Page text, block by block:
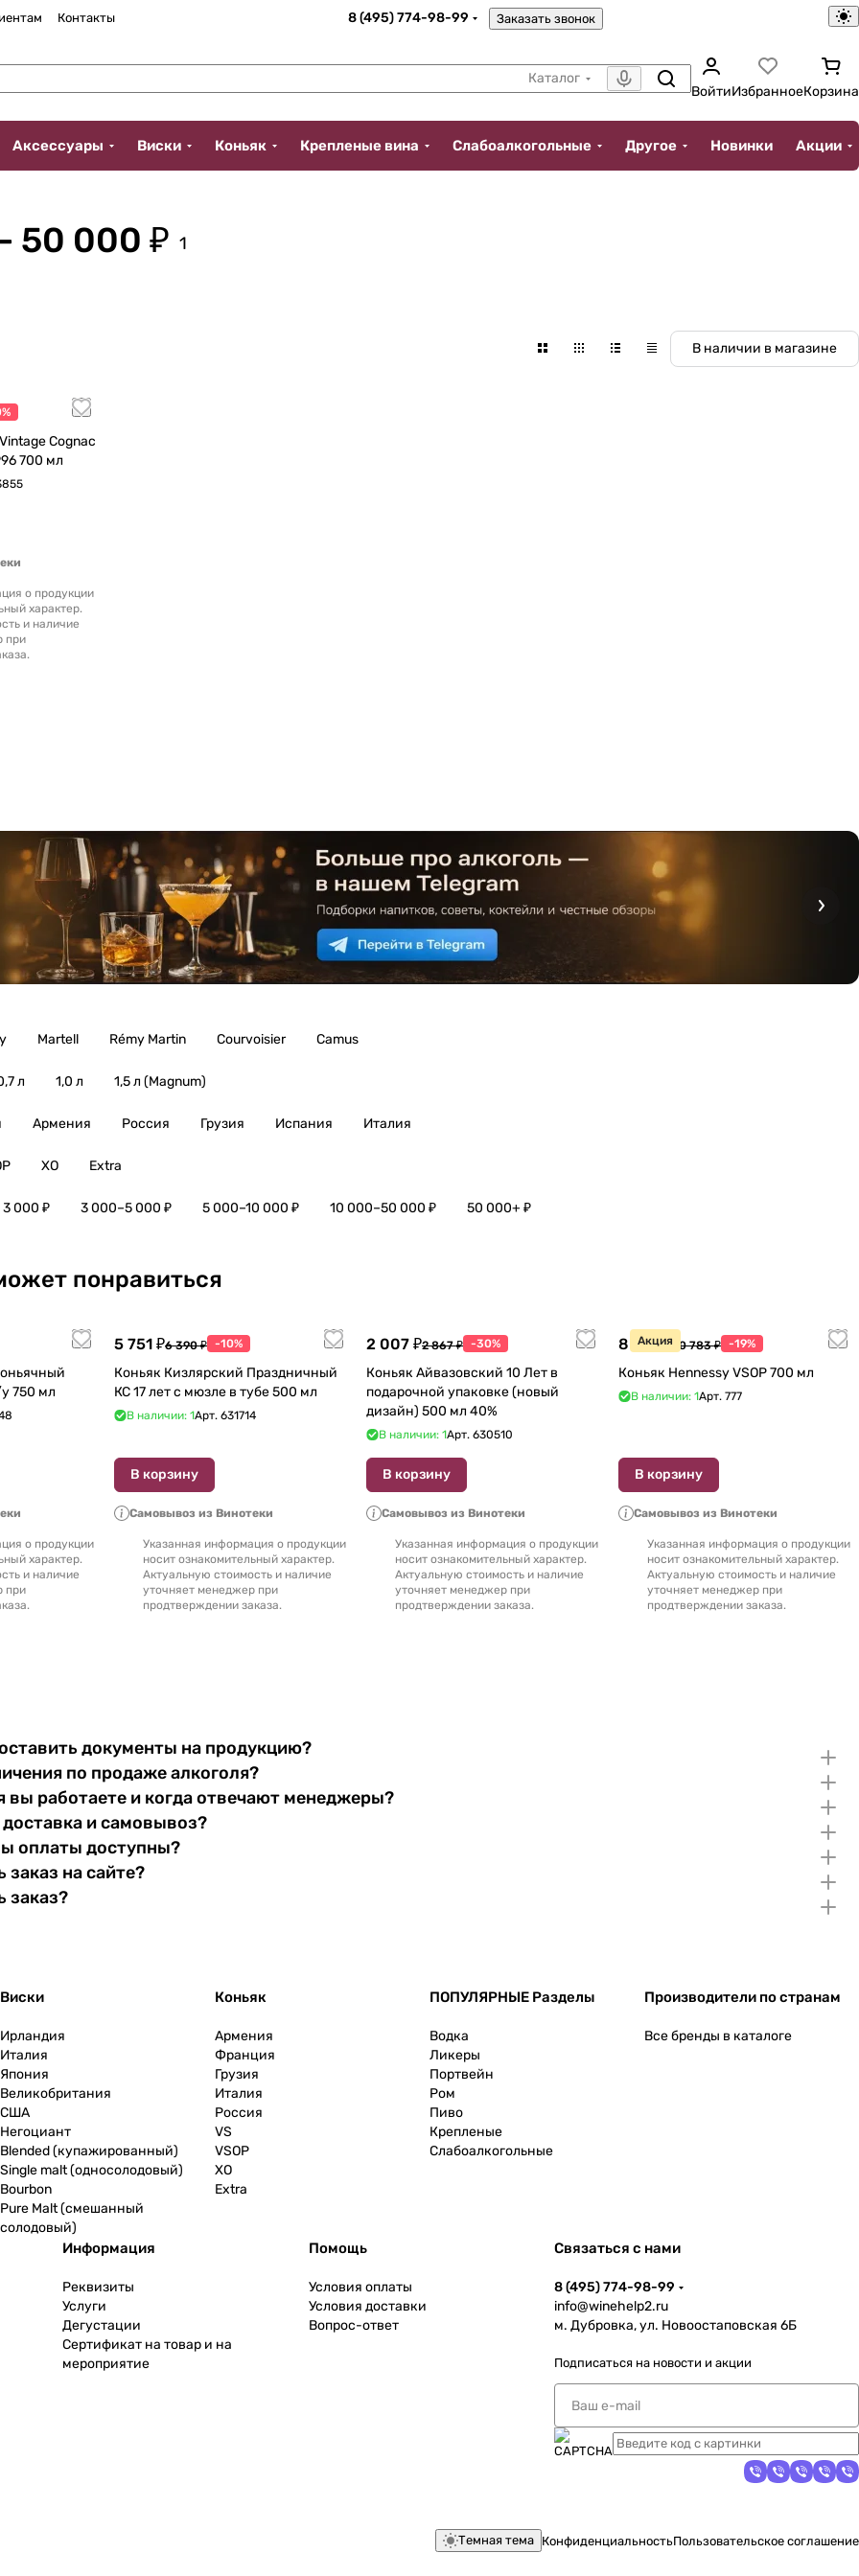
Контакты 8 (495) 774-98-99 Заказать звонок
Каталог
ВойтиИзбранноеКорзина
Аксессуары Виски Коньяк Крепленые вина Слабоалкогольные Другое Новинки Акции
50 000 ₽ 1
В наличии в магазине
Cognac
700 мл
о продукции
характер.
и наличие
при
Martell Rémy Martin Courvoisier Camus
л 1,0 л 1,5 л (Magnum)
Армения Россия Грузия Испания Италия
XO Extra
3 000 ₽ 3 000–5 000 ₽ 5 000–10 000 ₽ 10 000–50 000 ₽ 50 000+ ₽
понравиться
Завод Елочка 7 лет п/у 750 мл
о продукции
характер.
и наличие
при
5 751 ₽6 390 ₽ -10%
Коньяк Кизлярский Праздничный
КС 17 лет с мюзле в тубе 500 мл
В наличии: 1Арт. 631714
В корзину
Самовывоз из Винотеки
Указанная информация о продукции
носит ознакомительный характер.
Актуальную стоимость и наличие
уточняет менеджер при
продтверждении заказа.
2 007 ₽2 867 ₽ -30%
Коньяк Айвазовский 10 Лет в
подарочной упаковке (новый
дизайн) 500 мл 40%
В наличии: 1Арт. 630510
В корзину
Самовывоз из Винотеки
Указанная информация о продукции
носит ознакомительный характер.
Актуальную стоимость и наличие
уточняет менеджер при
продтверждении заказа.
Акция
8 770 ₽ 10 783 ₽ -19%
Коньяк Hennessy VSOP 700 мл
В наличии: 1Арт. 777
В корзину
Самовывоз из Винотеки
Указанная информация о продукции
носит ознакомительный характер.
Актуальную стоимость и наличие
уточняет менеджер при
продтверждении заказа.
документы на продукцию?
по продаже алкоголя?
вы работаете и когда отвечают менеджеры?
доставка и самовывоз?
оплаты доступны?
на сайте?
заказ?
Виски
Ирландия
Италия
Япония
Великобритания
США
Негоциант
Blended (купажированный)
Single malt (односолодовый)
Bourbon
Pure Malt (смешанный
солодовый)
Коньяк
Армения
Франция
Грузия
Италия
Россия
VS
VSOP
XO
Extra
ПОПУЛЯРНЫЕ Разделы
Водка
Ликеры
Портвейн
Ром
Пиво
Крепленые
Слабоалкогольные
Производители по странам
Все бренды в каталоге
Информация
Реквизиты
Услуги
Дегустации
Сертификат на товар и на
мероприятие
Помощь
Условия оплаты
Условия доставки
Вопрос-ответ
Связаться с нами
8 (495) 774-98-99
info@winehelp2.ru
м. Дубровка, ул. Новоостаповская 6Б
Подписаться на новости и акции
Темная тема КонфиденциальностьПользовательское соглашение